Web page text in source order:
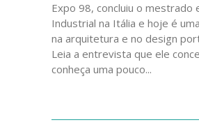
Expo 98, concluiu o mestrado
Industrial na Itália e hoje é
na arquitetura e no design
Leia a entrevista que ele
conheça uma pouco...